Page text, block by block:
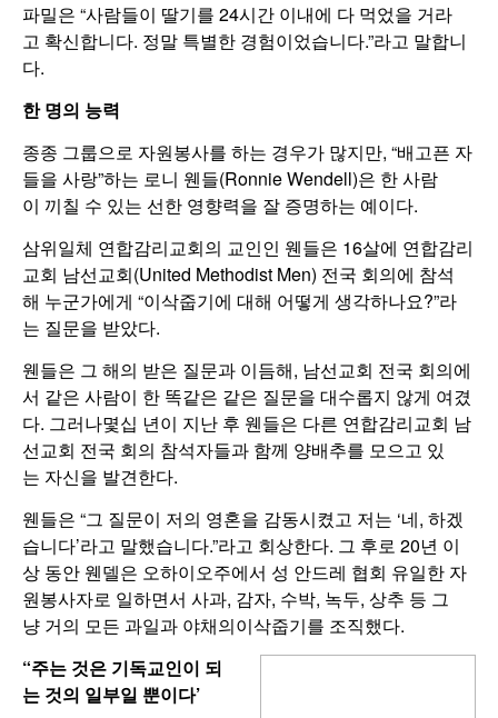
파밀은 “사람들이 딸기를 24시간 이내에 다 먹었을 거라
고 확신합니다. 정말 특별한 경험이었습니다.”라고 말합니
다.
한명의 능력
종종 그룹으로 자원봉사를 하는 경우가 많지만, “배고픈 자
들을 사랑”하는 로니 웬들(Ronnie Wendell)은 한 사람
이 끼칠 수 있는 선한 영향력을 잘 증명하는 예이다.
삼위일체 연합감리교회의 교인인 웬들은 16살에 연합감리
교회 남선교회(United Methodist Men) 전국 회의에 참석
해 누군가에게 “이삭줍기에 대해 어떻게 생각하나요?”라
는 질문을 받았다.
웬들은 그 해의 받은 질문과 이듬해, 남선교회 전국 회의에
서 같은 사람이 한 똑같은 같은 질문을 대수롭지 않게 여겼
다. 그러나몇십 년이 지난 후 웬들은 다른 연합감리교회 남
선교회 전국 회의 참석자들과 함께 양배추를 모으고 있
는 자신을 발견한다.
웬들은 “그 질문이 저의 영혼을 감동시켰고 저는 ‘네, 하겠
습니다’라고 말했습니다.”라고 회상한다. 그 후로 20년 이
상 동안 웬델은 오하이오주에서 성 안드레 협회 유일한 자
원봉사자로 일하면서 사과, 감자, 수박, 녹두, 상추 등 그
냥 거의 모든 과일과 야채의이삭줍기를 조직했다.
“주는 것은 기독교인이 되
는 것의 일부일 뿐이다’